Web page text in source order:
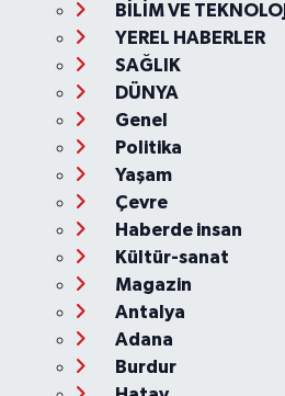
BİLİM VE TEKNOLOJİ
YEREL HABERLER
SAĞLIK
DÜNYA
Genel
Politika
Yaşam
Çevre
Haberde insan
Kültür-sanat
Magazin
Antalya
Adana
Burdur